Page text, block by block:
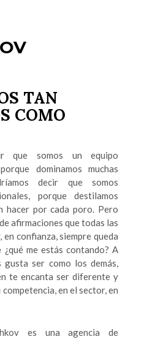
TAN
COMO
que somos un equipo
dominamos muchas
decir que somos
porque destilamos
hacer por cada poro. Pero
afirmaciones que todas las
en confianza, siempre queda
¿qué me estás contando? A
ser como los demás,
te encanta ser diferente y
en el sector, en
es una agencia de